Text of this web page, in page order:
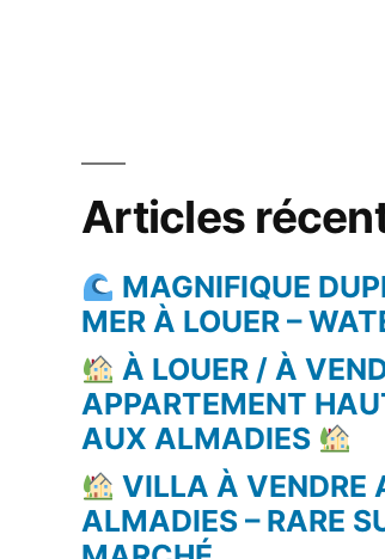
Articles
MAGNIFIQUE
MER À LOUER –
À LOUER / À
APPARTEMENT
AUX ALMADIES
VILLA À VENDRE
ALMADIES – RARE